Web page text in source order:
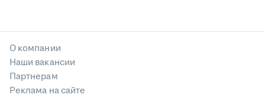
О компании
Наши вакансии
Партнерам
Реклама на сайте